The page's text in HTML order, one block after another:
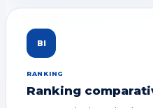
BI
RANKING
Ranking